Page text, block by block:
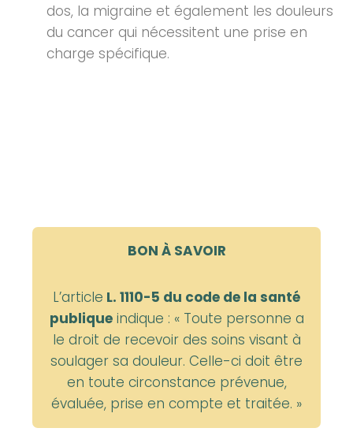
dos, la migraine et également les douleurs
du cancer qui nécessitent une prise en
charge spécifique.
BON À SAVOIR
L’article L. 1110-5 du code de la santé
publiqueindique : « Toute personne a
le droit de recevoir des soins visant à
soulager sa douleur. Celle-ci doit être
en toute circonstance prévenue,
évaluée, prise en compte et traitée. »